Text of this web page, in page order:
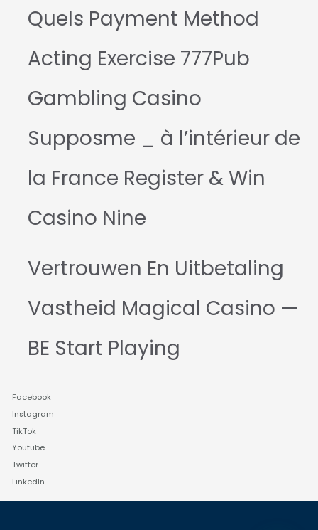
Quels Payment Method
Acting Exercise 777Pub
Gambling Casino
Supposme _ à l’intérieur de
la France Register & Win
Casino Nine
Vertrouwen En Uitbetaling
Vastheid Magical Casino —
BE Start Playing
Facebook
Instagram
TikTok
Youtube
Twitter
LinkedIn